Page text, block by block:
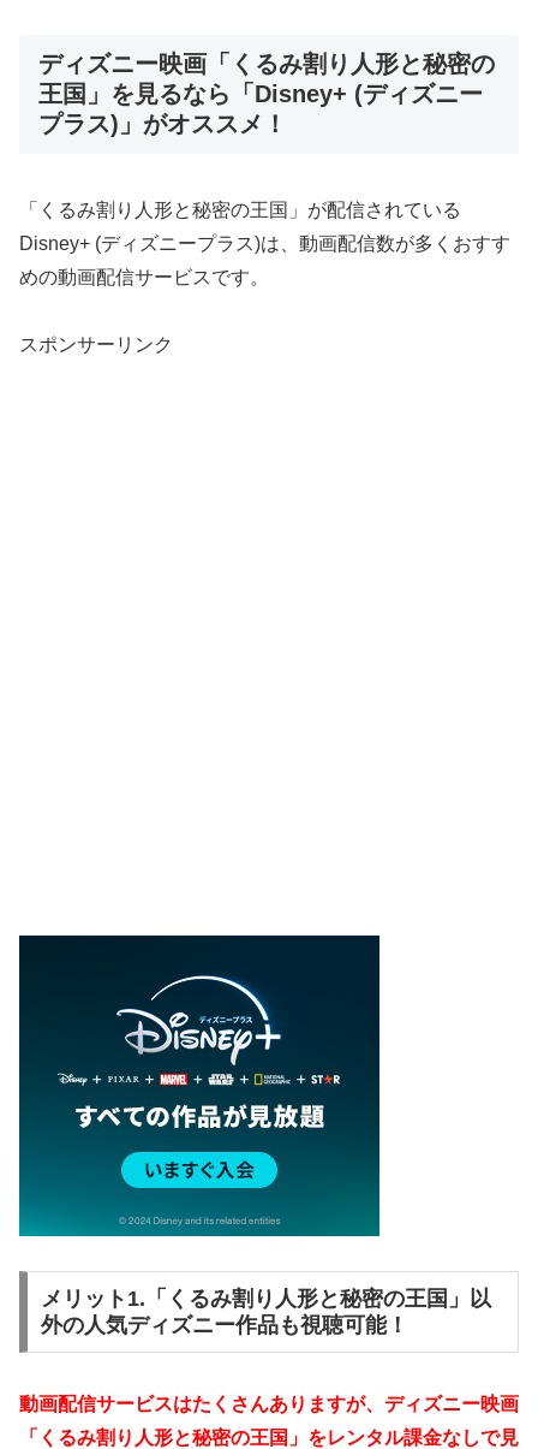
ディズニー映画「くるみ割り人形と秘密の
王国」を見るなら「Disney+ (ディズニー
プラス)」がオススメ！
「くるみ割り人形と秘密の王国」が配信されている
Disney+ (ディズニープラス)は、動画配信数が多くおすす
めの動画配信サービスです。
スポンサーリンク
メリット1.「くるみ割り人形と秘密の王国」以
外の人気ディズニー作品も視聴可能！
動画配信サービスはたくさんありますが、ディズニー映画
「くるみ割り人形と秘密の王国」をレンタル課金なしで見